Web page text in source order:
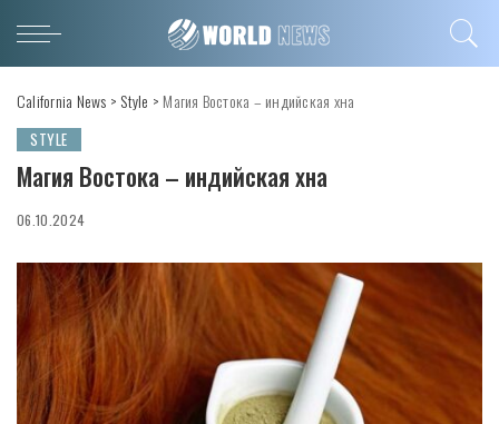
California News > Style > Магия Востока – индийская хна
STYLE
Магия Востока – индийская хна
06.10.2024